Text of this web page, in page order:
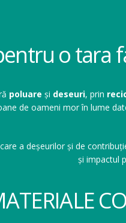
o
poluare și deseuri, prin
de oameni mor în lume
a deșeurilor și de
și impactul